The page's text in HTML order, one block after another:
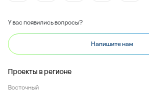
У вас появились вопросы?
Напишите нам
Проекты в регионе
Восточный